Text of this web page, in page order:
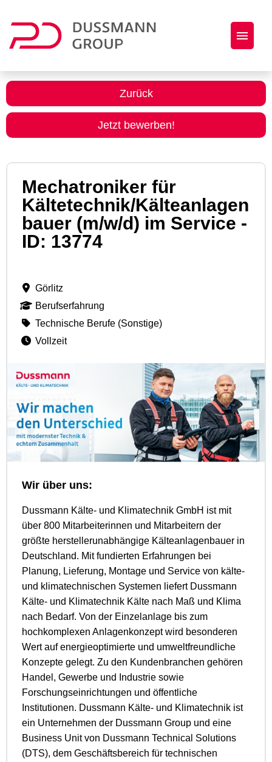
Jobs
Initiativbewerbung
Zurück
Jetzt bewerben!
Mechatroniker für
Kältetechnik/Kälteanlagen
bauer (m/w/d) im Service -
ID: 13774
Görlitz
Berufserfahrung
Technische Berufe (Sonstige)
Vollzeit
Wir über uns:
Dussmann Kälte- und Klimatechnik GmbH ist mit
über 800 Mitarbeiterinnen und Mitarbeitern der
größte herstellerunabhängige Kälteanlagenbauer in
Deutschland. Mit fundierten Erfahrungen bei
Planung, Lieferung, Montage und Service von kälte-
und klimatechnischen Systemen liefert Dussmann
Kälte- und Klimatechnik Kälte nach Maß und Klima
nach Bedarf. Von der Einzelanlage bis zum
hochkomplexen Anlagenkonzept wird besonderen
Wert auf energieoptimierte und umweltfreundliche
Konzepte gelegt. Zu den Kundenbranchen gehören
Handel, Gewerbe und Industrie sowie
Forschungseinrichtungen und öffentliche
Institutionen. Dussmann Kälte- und Klimatechnik ist
ein Unternehmen der Dussmann Group und eine
Business Unit von Dussmann Technical Solutions
(DTS), dem Geschäftsbereich für technischen